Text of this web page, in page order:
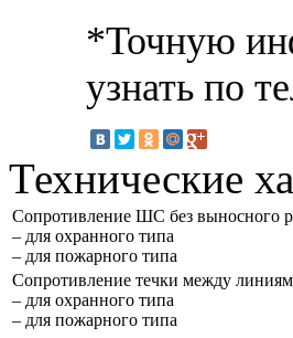
*Точную
узнать по
Технические
Сопротивление ШС без выносного
– для охранного типа
– для пожарного типа
Сопротивление течки между
– для охранного типа
– для пожарного типа